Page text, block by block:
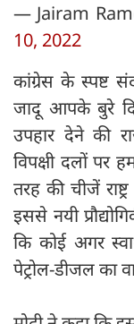
— Jairam
10, 2022
कांग्रेस के स्पष्ट
जादू आपके बुरे
उपहार देने की
विपक्षी दलों पर
तरह की चीजें
इससे नयी
कि कोई अगर
पेट्रोल-डीजल का